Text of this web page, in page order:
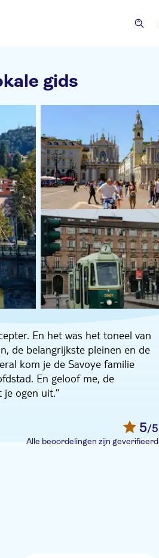
gids
En het was het toneel van
de belangrijkste pleinen en de
kom je de Savoye familie
En geloof me, de
ogen uit.”
Castello. Je vergaapt je aan
geschiedenis van Turijn door
residentie van de Savoie en
vous te wachten bij het
te weten over de
een en al Italiaanse elegantie
vita' opsnuift en de geur van
Victor Emmanuel II, hoor je
staat. Tot slot loop je
familie Savoye.
5/5
Alle beoordelingen zijn geverifieerd